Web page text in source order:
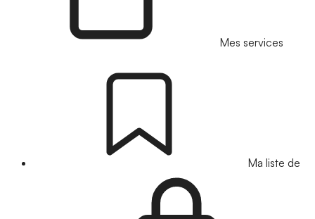
Mes services
Ma liste de